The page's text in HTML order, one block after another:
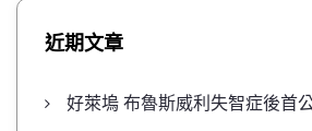
近期文章
好萊塢 布魯斯威利失智症後首